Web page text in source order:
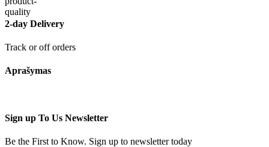
2-day Delivery
Track or off orders
Aprašymas
Sign up To Us Newsletter
Be the First to Know. Sign up to newsletter today